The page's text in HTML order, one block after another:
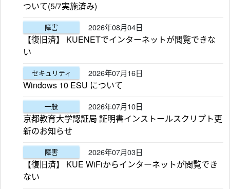
ついて(5/7実施済み)
障害 2026年08月04日
【復旧済】 KUENETでインターネットが閲覧できな
い
セキュリティ 2026年07月16日
Windows 10 ESU について
一般 2026年07月10日
京都教育大学認証局 証明書インストールスクリプト更
新のお知らせ
障害 2026年07月03日
【復旧済】 KUE WiFiからインターネットが閲覧でき
ない